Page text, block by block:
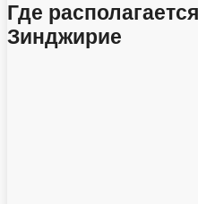
Где
Зинджирие